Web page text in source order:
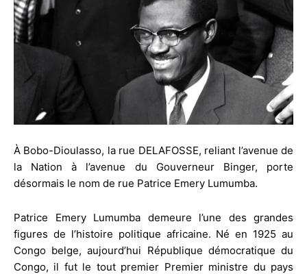
À Bobo-Dioulasso, la rue DELAFOSSE, reliant l’avenue de
la Nation à l’avenue du Gouverneur Binger, porte
désormais le nom de rue Patrice Emery Lumumba.
Patrice Emery Lumumba demeure l’une des grandes
figures de l’histoire politique africaine. Né en 1925 au
Congo belge, aujourd’hui République démocratique du
Congo, il fut le tout premier Premier ministre du pays